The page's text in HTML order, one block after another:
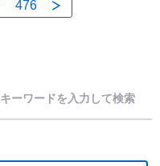
476
キーワードを入力して検索